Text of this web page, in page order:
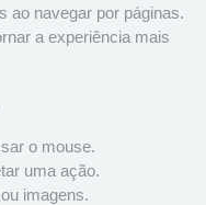
ao navegar por páginas.
a experiência mais
o mouse.
uma ação.
imagens.